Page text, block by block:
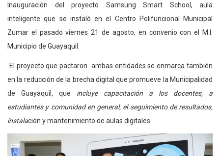
Inauguración del proyecto Samsung Smart School, aula
inteligente que se instaló en el Centro Polifuncional Municipal
Zumar el pasado viernes 21 de agosto, en convenio con el M.I.
Municipio de Guayaquil.
El proyecto que pactaron ambas entidades se enmarca también
en la reducción de la brecha digital que promueve la Municipalidad
de Guayaquil, que incluye capacitación a los docentes, a
estudiantes y comunidad en general, el seguimiento de resultados,
instalación y mantenimiento de aulas digitales.